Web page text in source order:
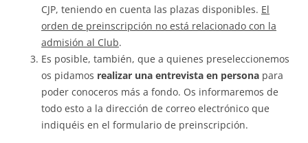
CJP, teniendo en cuenta las plazas disponibles. El
orden de preinscripción no está relacionado con la
admisión al Club.
Es posible, también, que a quienes preseleccionemos
os pidamos realizar una entrevista en persona para
poder conoceros más a fondo. Os informaremos de
todo esto a la dirección de correo electrónico que
indiquéis en el formulario de preinscripción.